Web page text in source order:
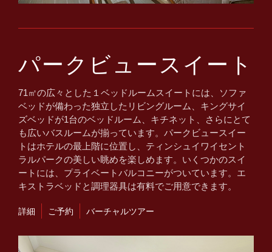
パークビュースイート
71㎡の広々とした１ベッドルームスイートには、ソファ
ベッドが備わった独立したリビングルーム、キングサイ
ズベッドが1台のベッドルーム、キチネット、さらにとて
も広いバスルームが揃っています。パークビュースイー
トはホテルの最上階に位置し、ティンシュイワイセント
ラルパークの美しい眺めを楽しめます。いくつかのスイ
ートには、プライベートバルコニーがついています。エ
キストラベッドと調理器具は有料でご用意できます。
詳細 ご予約 バーチャルツアー